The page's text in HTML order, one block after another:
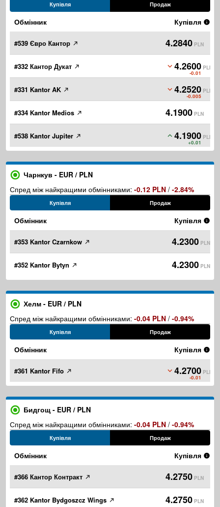
Купівля Продаж
Обмінник Купівля
#539 Євро Кантор 4.2840 PLN
#332 Кантор Дукат 4.2600
-0.01
PLN
#331 Kantor AK 4.2520
-0.005
PLN
#334 Kantor Medios 4.1900 PLN
#538 Kantor Jupiter 4.1900
+0.01
PLN
Чарнкув - EUR / PLN
Спред між найкращими обмінниками: -0.12 PLN / -2.84%
Купівля Продаж
Обмінник Купівля
#353 Kantor Czarnkow 4.2300 PLN
#352 Kantor Bytyn 4.2300 PLN
Хелм - EUR / PLN
Спред між найкращими обмінниками: -0.04 PLN / -0.94%
Купівля Продаж
Обмінник Купівля
#361 Kantor Fifo 4.2700
-0.01
PLN
Бидгощ - EUR / PLN
Спред між найкращими обмінниками: -0.04 PLN / -0.94%
Купівля Продаж
Обмінник Купівля
#366 Кантор Контракт 4.2750 PLN
#362 Kantor Bydgoszcz Wings 4.2750 PLN